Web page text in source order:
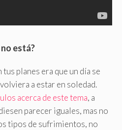
está?
planes era que un día se
a estar en soledad.
acerca de este tema, a
parecer iguales, mas no
tipos de sufrimientos, no